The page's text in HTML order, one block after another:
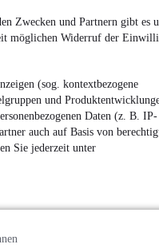
Zwecken und Partnern gibt es
möglichen Widerruf der
(sog. kontextbezogene
und
Daten (z. B. IP-
auch auf Basis von
Sie jederzeit unter
mobile.de